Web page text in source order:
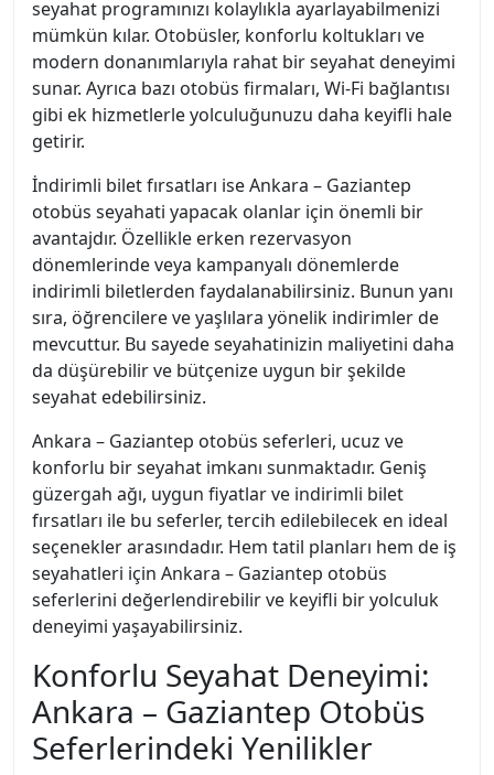
seyahat programınızı kolaylıkla ayarlayabilmenizi
mümkün kılar. Otobüsler, konforlu koltukları ve
modern donanımlarıyla rahat bir seyahat deneyimi
sunar. Ayrıca bazı otobüs firmaları, Wi-Fi bağlantısı
gibi ek hizmetlerle yolculuğunuzu daha keyifli hale
getirir.
İndirimli bilet fırsatları ise Ankara – Gaziantep
otobüs seyahati yapacak olanlar için önemli bir
avantajdır. Özellikle erken rezervasyon
dönemlerinde veya kampanyalı dönemlerde
indirimli biletlerden faydalanabilirsiniz. Bunun yanı
sıra, öğrencilere ve yaşlılara yönelik indirimler de
mevcuttur. Bu sayede seyahatinizin maliyetini daha
da düşürebilir ve bütçenize uygun bir şekilde
seyahat edebilirsiniz.
Ankara – Gaziantep otobüs seferleri, ucuz ve
konforlu bir seyahat imkanı sunmaktadır. Geniş
güzergah ağı, uygun fiyatlar ve indirimli bilet
fırsatları ile bu seferler, tercih edilebilecek en ideal
seçenekler arasındadır. Hem tatil planları hem de iş
seyahatleri için Ankara – Gaziantep otobüs
seferlerini değerlendirebilir ve keyifli bir yolculuk
deneyimi yaşayabilirsiniz.
Konforlu Seyahat Deneyimi:
Ankara – Gaziantep Otobüs
Seferlerindeki Yenilikler